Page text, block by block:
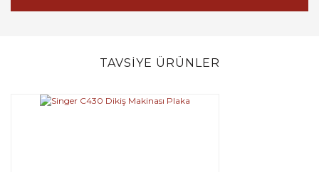
TAVSİYE ÜRÜNLER